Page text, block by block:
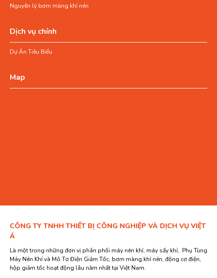
Nguyên lý bơm màng khí nén
Dịch vụ chính
Dự Án Tiêu Biểu
Map
CÔNG TY TNHH THIẾT BỊ CÔNG NGHIỆP VÀ DỊCH VỤ VIỆT
Á
Là một trong những đơn vị phân phối máy nén khí, máy sấy khí, Phụ Tùng
Máy Nén Khí và Mô Tơ Điện Giảm Tốc, bơm màng khí nén, động cơ điện,
hộp giảm tốc hoạt động lâu năm nhất tại Việt Nam.